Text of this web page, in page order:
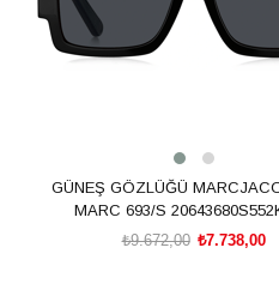
GÜNEŞ GÖZLÜĞÜ
MARC 693/S
₺7.738,00
₺9.672,00